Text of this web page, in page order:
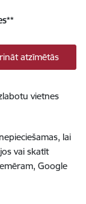
**
atzīmētās
vietnes
lai
vai skatīt
Google